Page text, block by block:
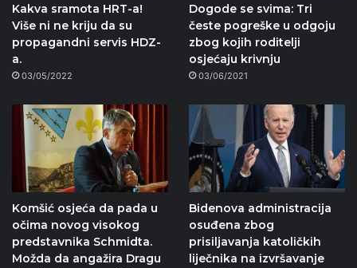
Kakva sramota HRT-a!
Više ni ne kriju da su
propagandni servis HDZ-
a.
03/05/2022
Dogode se svima: Tri
česte pogreške u odgoju
zbog kojih roditelji
osjećaju krivnju
03/06/2021
Komšić osjeća da pada u
očima novog visokog
predstavnika Schmidta.
Možda da angažira Dragu
Bidenova administracija
osuđena zbog
prisiljavanja katoličkih
liječnika na izvršavanje